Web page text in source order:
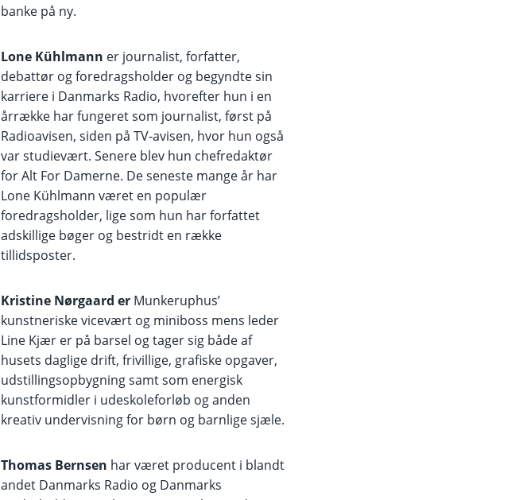
banke på ny.
Lone Kühlmann er journalist, forfatter,
debattør og foredragsholder og begyndte sin
karriere i Danmarks Radio, hvorefter hun i en
årrække har fungeret som journalist, først på
Radioavisen, siden på TV-avisen, hvor hun også
var studievært. Senere blev hun chefredaktør
for Alt For Damerne. De seneste mange år har
Lone Kühlmann været en populær
foredragsholder, lige som hun har forfattet
adskillige bøger og bestridt en række
tillidsposter.
Kristine Nørgaard er Munkeruphus’
kunstneriske vicevært og miniboss mens leder
Line Kjær er på barsel og tager sig både af
husets daglige drift, frivillige, grafiske opgaver,
udstillingsopbygning samt som energisk
kunstformidler i udeskoleforløb og anden
kreativ undervisning for børn og barnlige sjæle.
Thomas Bernsen har været producent i blandt
andet Danmarks Radio og Danmarks